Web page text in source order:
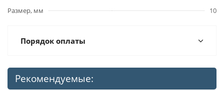
Размер, мм 10
Порядок оплаты
Рекомендуемые: